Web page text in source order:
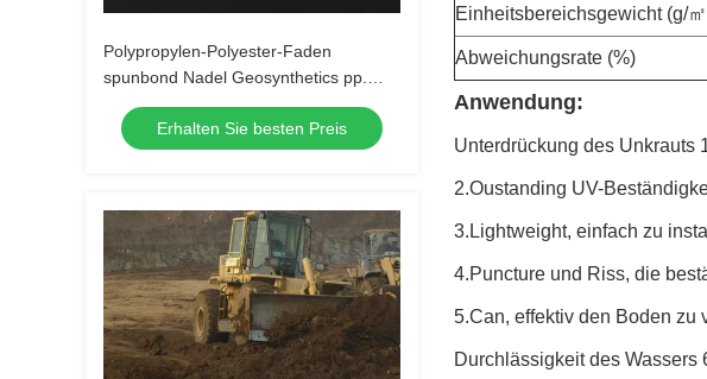
Polypropylen-Polyester-Faden
spunbond Nadel Geosynthetics pp.
lochte nichtgewebte Geotextilien für
Straßenmüllgrubenprojekte
Erhalten Sie besten Preis
Einheitsbereichsgewicht (g/
Abweichungsrate (%)
Anwendung:
Unterdrückung des Unkrauts
2.Oustanding UV-
3.Lightweight, einfach zu
4.Puncture und Riss, die
5.Can, effektiv den Boden zu
Durchlässigkeit des Wassers